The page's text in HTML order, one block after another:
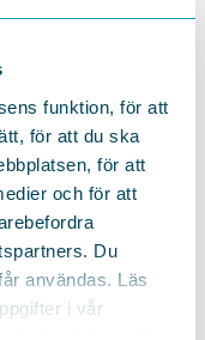
funktion, för att
för att du ska
för att
och för att
Du
användas. Läs
i vår
röstats igenom
att skapa ett
rättigheter inte
som kommer till
behöva ta tag i
som beredning,
skett de senaste